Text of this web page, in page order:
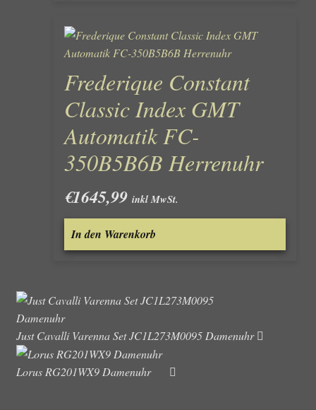
Frederique Constant
Classic Index GMT
Automatik FC-
350B5B6B Herrenuhr
€1645,99 inkl MwSt.
In den Warenkorb
Just Cavalli Varenna Set JC1L273M0095 Damenuhr
Lorus RG201WX9 Damenuhr